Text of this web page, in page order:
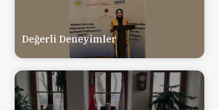
Değerli Deneyimler